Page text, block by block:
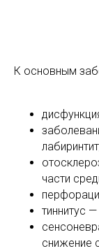
К основным
части
тиннитус
снижение